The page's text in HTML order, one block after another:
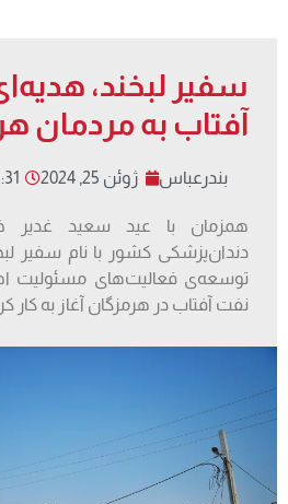
سفیر لبخند،
آفتاب به مردمان
بندرعباس ژوئن 25, 2024
همزمان با عید سعید غدیر
دندان‌پزشکی کشور با نام سفیر
توسعه‌ی فعالیت‌های مسئولیت‌
نفت آفتاب در هرمزگان آغاز به کار